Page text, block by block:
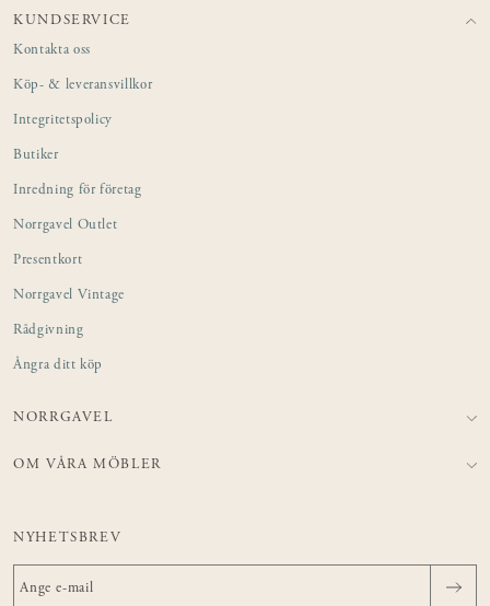
KUNDSERVICE
Kontakta oss
Köp- & leveransvillkor
Integritetspolicy
Butiker
Inredning för företag
Norrgavel Outlet
Presentkort
Norrgavel Vintage
Rådgivning
Ångra ditt köp
NORRGAVEL
OM VÅRA MÖBLER
NYHETSBREV